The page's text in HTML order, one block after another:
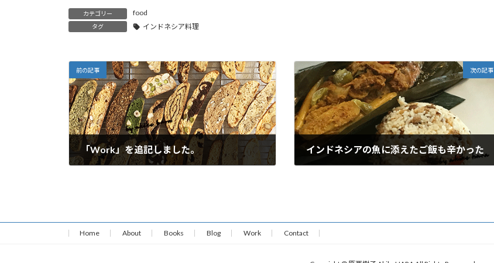
カテゴリー food
タグ インドネシア料理
前の記事
「Work」を追記しました。
次の記事
インドネシアの魚に添えたご飯も辛かった
Home About Books Blog Work Contact